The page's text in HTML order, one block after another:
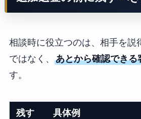
相談時に役立つのは、相手を説
ではなく、 あとから確認できる
す。
残す
具体例